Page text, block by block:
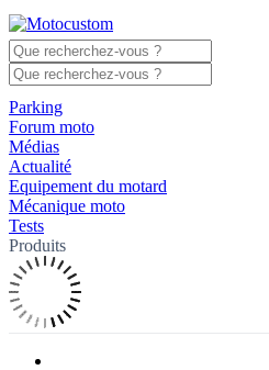
Parking
Forum moto
Médias
Actualité
Equipement du motard
Mécanique moto
Tests
Produits